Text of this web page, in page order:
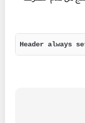
Header always